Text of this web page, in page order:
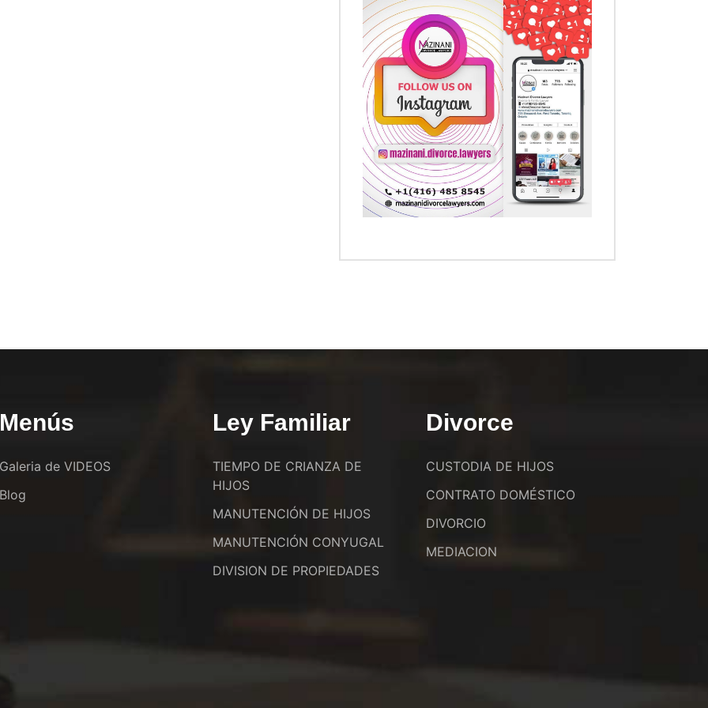
Menús
Galeria de VIDEOS
Blog
Ley Familiar
TIEMPO DE CRIANZA DE
HIJOS
MANUTENCIÓN DE HIJOS
MANUTENCIÓN CONYUGAL
DIVISION DE PROPIEDADES
Divorce
CUSTODIA DE HIJOS
CONTRATO DOMÉSTICO
DIVORCIO
MEDIACION